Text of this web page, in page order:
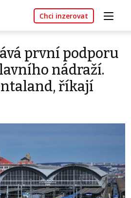
Chci inzerovat
první podporu
nádraží.
říkají